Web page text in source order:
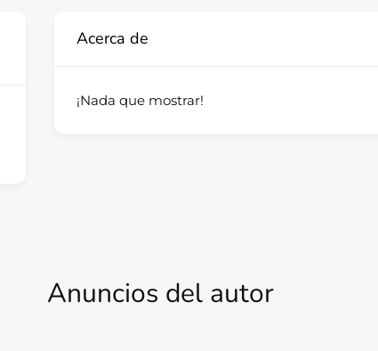
Acerca de
¡Nada que mostrar!
Anuncios del autor